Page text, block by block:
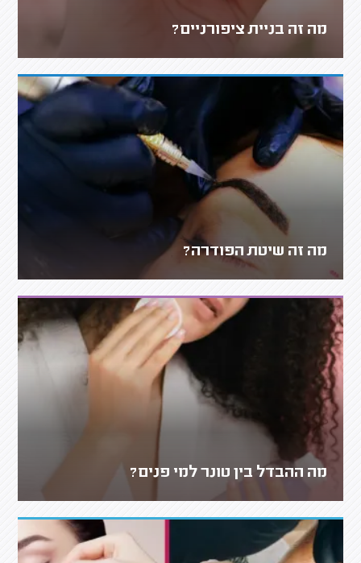
מה זה בניית ציפורניים?
מה זה שיטת הפודרה?
מה ההבדל בין טונר למי פנים?